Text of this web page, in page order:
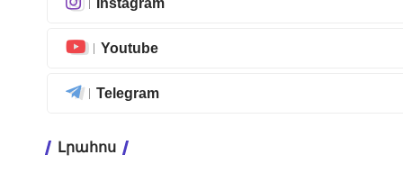
Youtube
Telegram
Լրահոս